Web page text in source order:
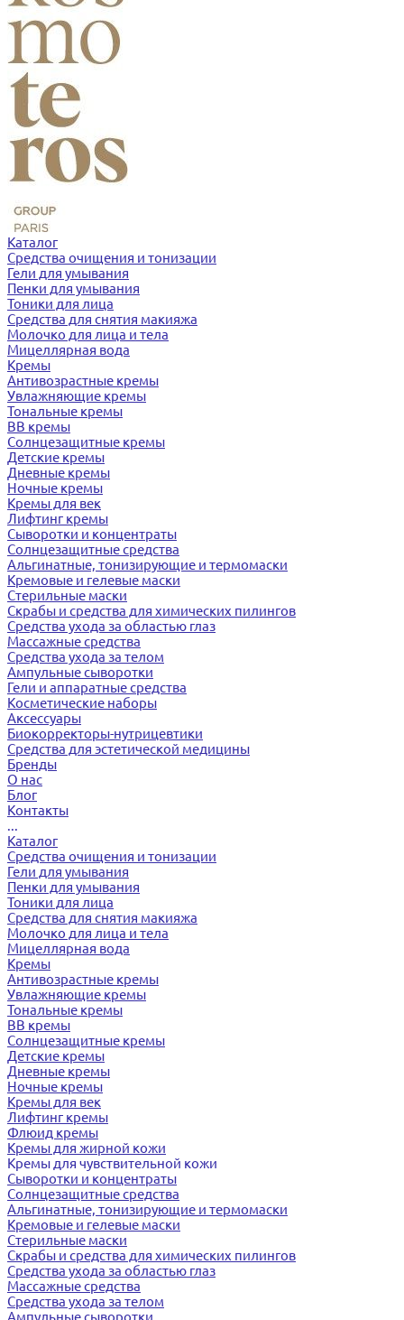
Каталог
Средства очищения и тонизации
Гели для умывания
Пенки для умывания
Тоники для лица
Средства для снятия макияжа
Молочко для лица и тела
Мицеллярная вода
Кремы
Антивозрастные кремы
Увлажняющие кремы
Тональные кремы
BB кремы
Солнцезащитные кремы
Детские кремы
Дневные кремы
Ночные кремы
Кремы для век
Лифтинг кремы
Сыворотки и концентраты
Солнцезащитные средства
Альгинатные, тонизирующие и термомаски
Кремовые и гелевые маски
Стерильные маски
Скрабы и средства для химических пилингов
Средства ухода за областью глаз
Массажные средства
Средства ухода за телом
Ампульные сыворотки
Гели и аппаратные средства
Косметические наборы
Аксессуары
Биокорректоры-нутрицевтики
Средства для эстетической медицины
Бренды
О нас
Блог
Контакты
...
Каталог
Средства очищения и тонизации
Гели для умывания
Пенки для умывания
Тоники для лица
Средства для снятия макияжа
Молочко для лица и тела
Мицеллярная вода
Кремы
Антивозрастные кремы
Увлажняющие кремы
Тональные кремы
BB кремы
Солнцезащитные кремы
Детские кремы
Дневные кремы
Ночные кремы
Кремы для век
Лифтинг кремы
Флюид кремы
Кремы для жирной кожи
Кремы для чувствительной кожи
Сыворотки и концентраты
Солнцезащитные средства
Альгинатные, тонизирующие и термомаски
Кремовые и гелевые маски
Стерильные маски
Скрабы и средства для химических пилингов
Средства ухода за областью глаз
Массажные средства
Средства ухода за телом
Ампульные сыворотки